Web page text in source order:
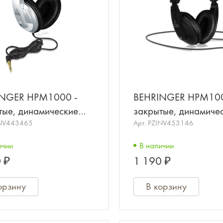
HPM1000 -
динамические
наушники,20-
₽
BEHRINGER
закрытые,
мониторные
Арт. PZINV453146
В наличии
1 190 ₽
В корзину